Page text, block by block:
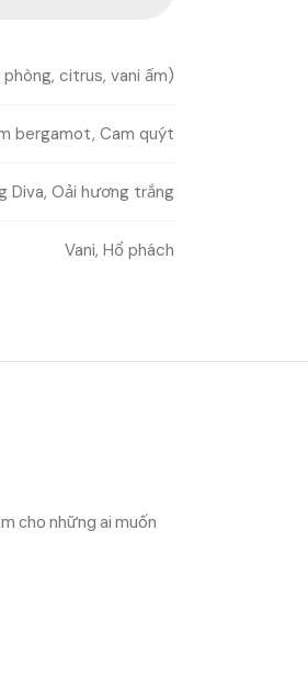
citrus, vani ấm)
bergamot, Cam quýt
Diva, Oải hương trắng
Vani, Hổ phách
cho những ai muốn